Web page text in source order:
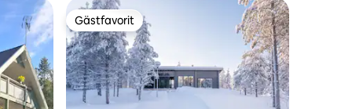
Gästfavorit
Gästfavorit